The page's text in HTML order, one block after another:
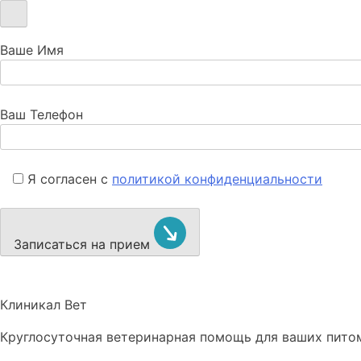
Ваше Имя
Ваш Телефон
Я согласен с политикой конфиденциальности
Записаться на прием
Клиникал Вет
Круглосуточная ветеринарная помощь для ваших